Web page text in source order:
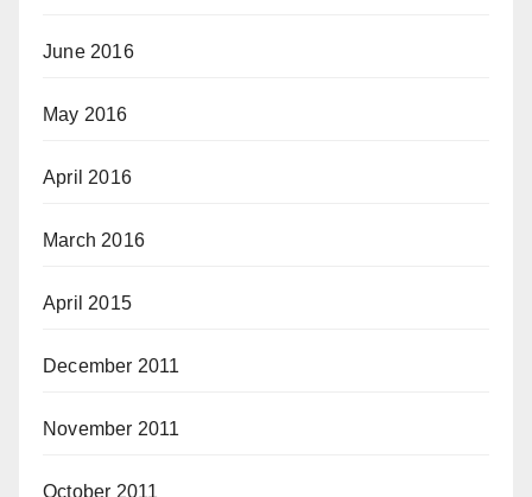
June 2016
May 2016
April 2016
March 2016
April 2015
December 2011
November 2011
October 2011